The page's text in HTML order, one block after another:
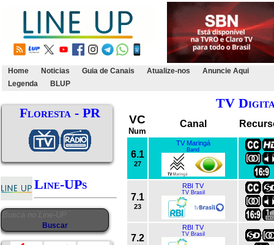
Home Noticias Guia de Canais Atualize-nos
Anuncie Aqui
Legenda
BLUP
Floresta - PR
Line-UPs
TV
VC
Num
Canal
6.1
27
TV Maringá
Band
7.1
23
RBI TV
TV Brasil
7.2
RBI TV
TV Brasil